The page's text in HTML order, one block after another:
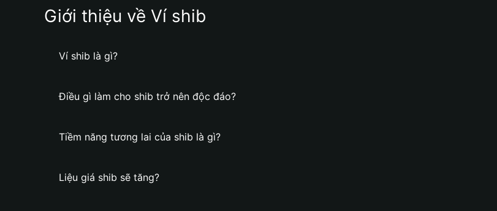
Giới thiệu về Ví shib
Ví shib là gì?
Điều gì làm cho shib trở nên độc đáo?
Tiềm năng tương lai của shib là gì?
Liệu giá shib sẽ tăng?